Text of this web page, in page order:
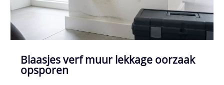
Blaasjes verf muur lekkage oorzaak
opsporen